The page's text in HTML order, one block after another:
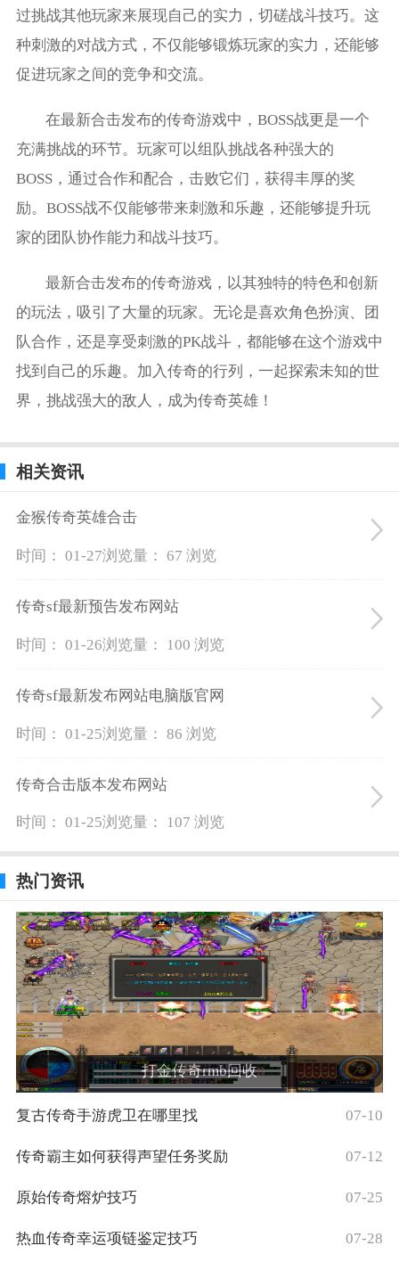
过挑战其他玩家来展现自己的实力，切磋战斗技巧。这
种刺激的对战方式，不仅能够锻炼玩家的实力，还能够
促进玩家之间的竞争和交流。
在最新合击发布的传奇游戏中，BOSS战更是一个
充满挑战的环节。玩家可以组队挑战各种强大的
BOSS，通过合作和配合，击败它们，获得丰厚的奖
励。BOSS战不仅能够带来刺激和乐趣，还能够提升玩
家的团队协作能力和战斗技巧。
最新合击发布的传奇游戏，以其独特的特色和创新
的玩法，吸引了大量的玩家。无论是喜欢角色扮演、团
队合作，还是享受刺激的PK战斗，都能够在这个游戏中
找到自己的乐趣。加入传奇的行列，一起探索未知的世
界，挑战强大的敌人，成为传奇英雄！
相关资讯
金猴传奇英雄合击
时间： 01-27浏览量： 67 浏览
传奇sf最新预告发布网站
时间： 01-26浏览量： 100 浏览
传奇sf最新发布网站电脑版官网
时间： 01-25浏览量： 86 浏览
传奇合击版本发布网站
时间： 01-25浏览量： 107 浏览
热门资讯
打金传奇rmb回收
复古传奇手游虎卫在哪里找 07-10
传奇霸主如何获得声望任务奖励 07-12
原始传奇熔炉技巧 07-25
热血传奇幸运项链鉴定技巧 07-28